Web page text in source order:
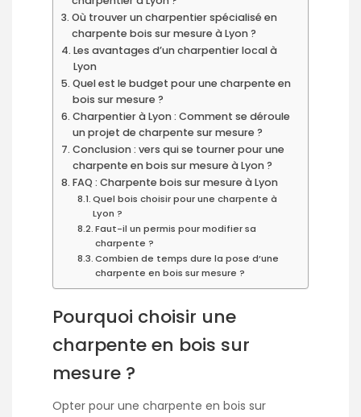
Où trouver un charpentier spécialisé en
charpente bois sur mesure à Lyon ?
Les avantages d’un charpentier local à
Lyon
Quel est le budget pour une charpente en
bois sur mesure ?
Charpentier à Lyon : Comment se déroule
un projet de charpente sur mesure ?
Conclusion : vers qui se tourner pour une
charpente en bois sur mesure à Lyon ?
FAQ : Charpente bois sur mesure à Lyon
Quel bois choisir pour une charpente à
Lyon ?
Faut-il un permis pour modifier sa
charpente ?
Combien de temps dure la pose d’une
charpente en bois sur mesure ?
Pourquoi choisir une
charpente en bois sur
mesure ?
Opter pour une charpente en bois sur